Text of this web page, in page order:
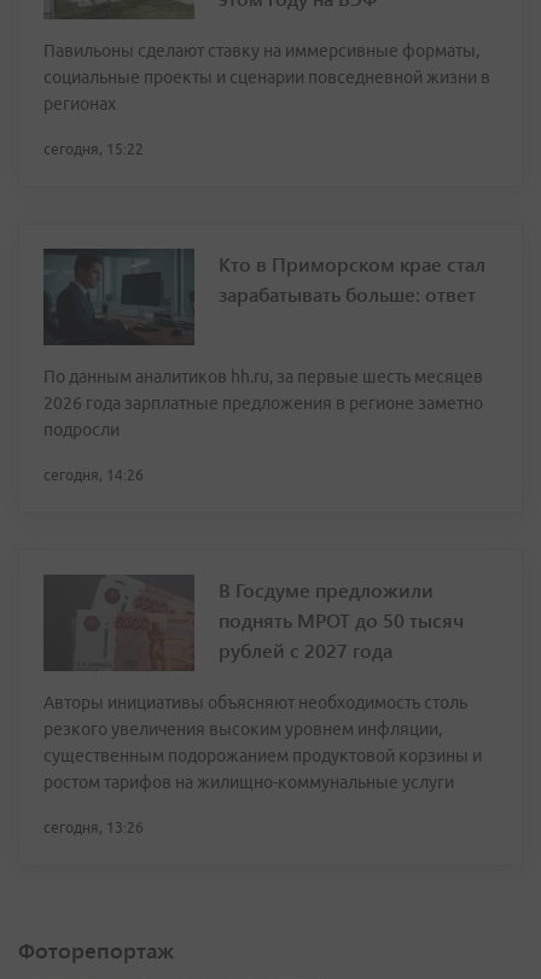
Павильоны сделают ставку на иммерсивные форматы,
социальные проекты и сценарии повседневной жизни в
регионах
сегодня, 15:22
Кто в Приморском крае стал
зарабатывать больше: ответ
По данным аналитиков hh.ru, за первые шесть месяцев
2026 года зарплатные предложения в регионе заметно
подросли
сегодня, 14:26
В Госдуме предложили
поднять МРОТ до 50 тысяч
рублей с 2027 года
Авторы инициативы объясняют необходимость столь
резкого увеличения высоким уровнем инфляции,
существенным подорожанием продуктовой корзины и
ростом тарифов на жилищно-коммунальные услуги
сегодня, 13:26
Фоторепортаж